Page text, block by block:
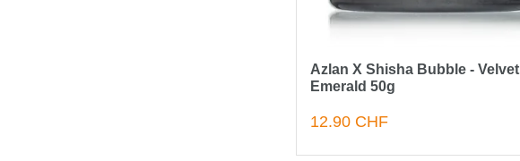
Azlan X Shisha Bubble - Velvet
Emerald 50g
12.90 CHF